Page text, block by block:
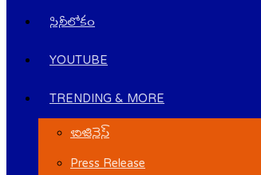
సినీలోకం
YOUTUBE
TRENDING & MORE
బిజినెస్
Press Release